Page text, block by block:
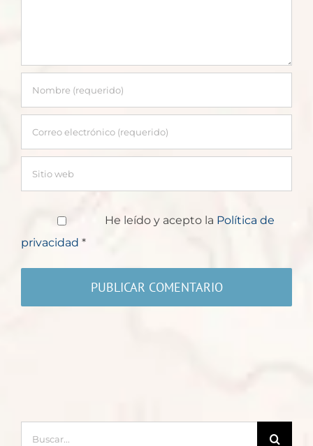
He leído y acepto la Política de
privacidad *